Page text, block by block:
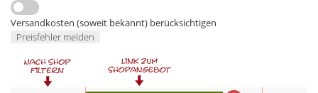
Versandkosten (soweit bekannt) berücksichtigen
Preisfehler melden